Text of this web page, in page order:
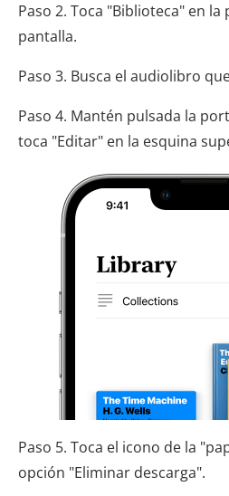
Paso 2. Toca "Biblioteca" en
pantalla.
Paso 3. Busca el audiolibro
Paso 4. Mantén pulsada la
toca "Editar" en la esquina
Paso 5. Toca el icono de la
opción "Eliminar descarga".